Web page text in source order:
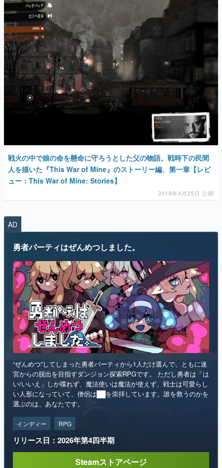
解説を掲載。約20年の歴史が一望できる決定版！
若ゲのいたり〜ゲームクリエイターの青春〜
『うつヌケ』『ペンと箸』等で知られるマンガ家・田中圭
一先生によるゲーム業界レポートマンガです。
なんでゲームは面白い？
ゲーム開発者・hamatsu氏がゲームの魅力を画面や操作の
具体的な形から解き明かしていく、硬派で骨太な評論連載
です。
ゲームが変えた日本語
「経験値」「裏技」「ラスボス」… ゲームにまつわる言葉
の起源や用法の変遷を、コンピューター文化史研究家・タ
カテゴリ
特集記事
アプリレビュー
その他
電ファミニコゲーマーとは？
運営：株式会社マレ
戦火の中で娘の命を懸命に守ろうとした父の物語。戦時下の民間
人を描いた『This War of Mine』のストーリー編、第一章【レビ
ュー：This War of Mine: Stories】
2019年4月25日 公開
AD
勇者パーティはぜんめつしました。
“ぜんめつ”してしまった勇者パーティから1人だけ選んで、ともに迷
宮からの脱出を目指すダンジョン探索RPGです。 ただし勇者は「は
い/いいえ」しか喋れず、魔法使いは魔法が使えず、戦士は可愛らし
い人形になっていて、僧侶は██を崇拝しています。誰を救うのかを
選ぶのは、あなたです。
インディー RPG
リリース日：2026年第4四半期
Steamストアページ